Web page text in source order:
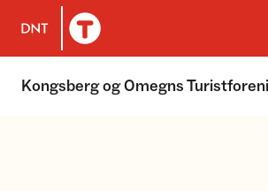
Til DNT.no forside
Kongsberg og Omegns